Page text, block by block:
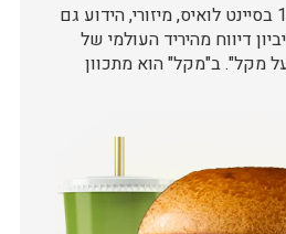
1904 – ההמבורגר מקבל את ההתייחסות הרחבה הראשונה ביריד העולמי בשנת 1904 בסיינט לואיס, מיזורי, הידוע גם
דיווח מהיריד העולמי של
על מקל". ב"מקל" הוא מתכוון